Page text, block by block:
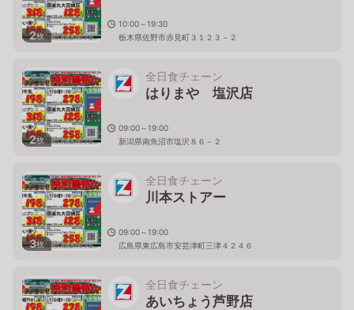
2枚
10:00～19:30
栃木県佐野市赤見町３１２３－２
2枚
全日食チェーン
はりまや 塩沢店
09:00～19:00
新潟県南魚沼市塩沢８６－２
3枚
全日食チェーン
川本ストアー
09:00～19:00
広島県東広島市安芸津町三津４２４６
全日食チェーン
あいちょう芦野店